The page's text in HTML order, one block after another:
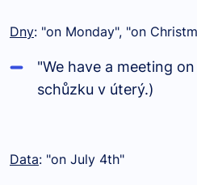
Dny: "on Monday", "on
"We have a meeting
schůzku v úterý.)
Data: "on July 4th"